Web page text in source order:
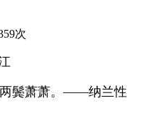
次
两鬓萧萧。——纳兰性